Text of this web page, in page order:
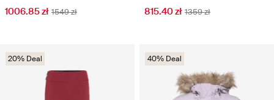
1006.85 zł 1549 zł 815.40 zł 1359 zł
20% Deal 40% Deal